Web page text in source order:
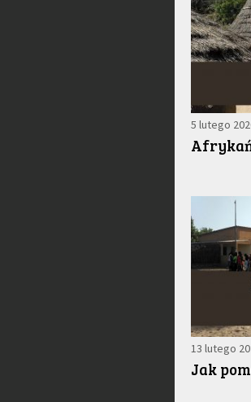
5 lutego
13 lutego
Jak